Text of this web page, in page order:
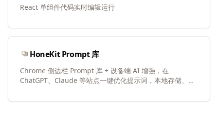
React 单组件代码实时编辑运行
HoneKit Prompt 库
Chrome 侧边栏 Prompt 库 + 设备端 AI 增强，在
ChatGPT、Claude 等站点一键优化提示词，本地存储、无